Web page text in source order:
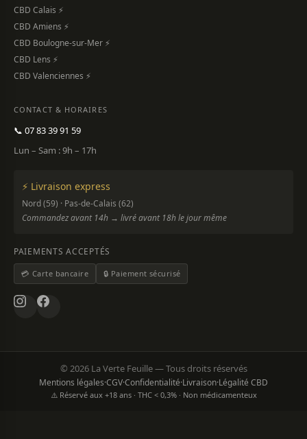
CBD Calais ⚡
CBD Amiens ⚡
CBD Boulogne-sur-Mer ⚡
CBD Lens ⚡
CBD Valenciennes ⚡
CONTACT & HORAIRES
📞 07 83 39 91 59
Lun – Sam : 9h – 17h
⚡ Livraison express
Nord (59) · Pas-de-Calais (62)
Commandez avant 14h → livré avant 18h le jour même
PAIEMENTS ACCEPTÉS
💳 Carte bancaire 🔒 Paiement sécurisé
© 2026 La Verte Feuille — Tous droits réservés
Mentions légales·CGV·Confidentialité·Livraison·Légalité CBD
⚠️ Réservé aux +18 ans · THC < 0,3% · Non médicamenteux